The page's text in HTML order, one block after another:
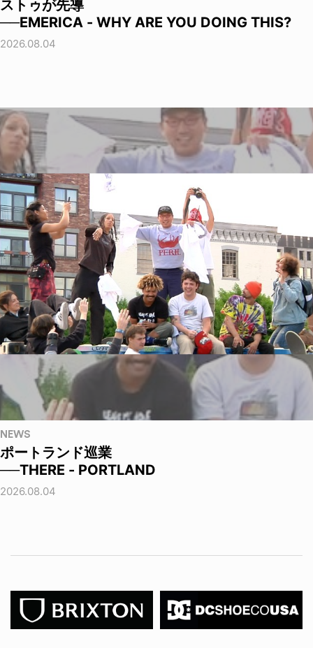
ストゥが先導
──EMERICA - WHY ARE YOU DOING THIS?
2026.08.04
NEWS
ポートランド巡業
──THERE - PORTLAND
2026.08.04